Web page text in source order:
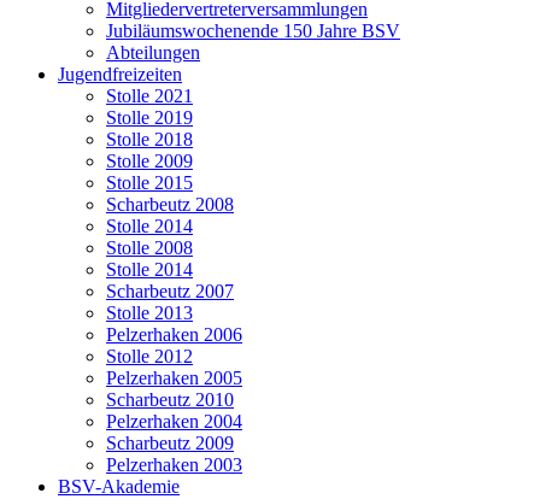
Mitgliedervertreterversammlungen
Jubiläumswochenende 150 Jahre BSV
Abteilungen
Jugendfreizeiten
Stolle 2021
Stolle 2019
Stolle 2018
Stolle 2009
Stolle 2015
Scharbeutz 2008
Stolle 2014
Stolle 2008
Stolle 2014
Scharbeutz 2007
Stolle 2013
Pelzerhaken 2006
Stolle 2012
Pelzerhaken 2005
Scharbeutz 2010
Pelzerhaken 2004
Scharbeutz 2009
Pelzerhaken 2003
BSV-Akademie